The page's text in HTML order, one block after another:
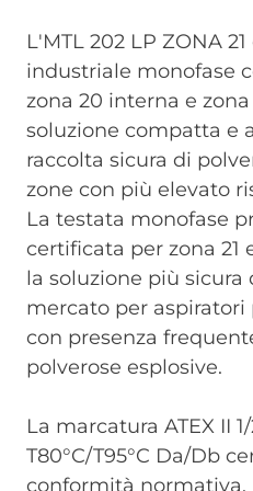
L'MTL 202 LP ZONA
industriale monofase
zona 20 interna e zona
soluzione compatta e
raccolta sicura di
zone con più elevato
La testata monofase
certificata per zona 21
la soluzione più sicura
mercato per
con presenza
polverose esplosive.
La marcatura ATEX II
T80°C/T95°C Da/Db
conformità normativa.